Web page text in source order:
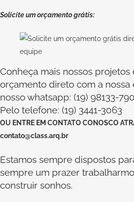
Solicite um orçamento grátis:
Conheça mais nossos projetos
orçamento direto com a
nosso whatsapp: (19) 98133-
Pelo telefone: (19) 3441-3063
OU ENTRE EM CONTATO CONOSCO
contato@class.arq.br
Estamos sempre dispostos
sempre um prazer
construir sonhos.